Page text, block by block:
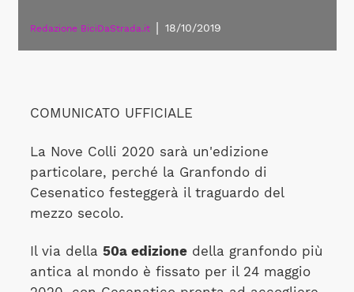
Redazione BiciDaStrada.it 18/10/2019
COMUNICATO UFFICIALE
La Nove Colli 2020 sarà un'edizione
particolare, perché la Granfondo di
Cesenatico festeggerà il traguardo del
mezzo secolo.
Il via della 50a edizionedella granfondo più
antica al mondo è fissato per il 24 maggio